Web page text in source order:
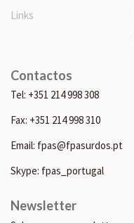
Links
Contactos
Tel: +351 214 998 308
Fax: +351 214 998 310
Email: fpas@fpasurdos.pt
Skype: fpas_portugal
Newsletter